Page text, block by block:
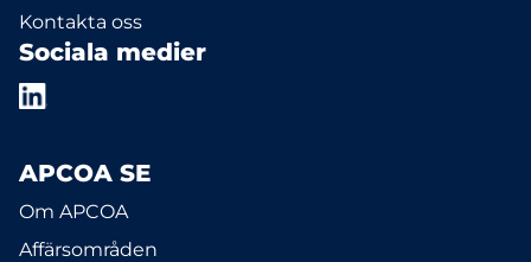
Kontakta oss
Sociala medier
APCOA SE
Om APCOA
Affärsområden